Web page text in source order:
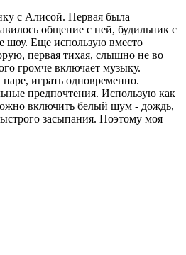
с Алисой. Первая была
общение с ней, будильник с
шоу. Еще использую вместо
первая тихая, слышно не во
громче включает музыку.
играть одновременно.
предпочтения. Использую как
включить белый шум - дождь,
засыпания. Поэтому моя